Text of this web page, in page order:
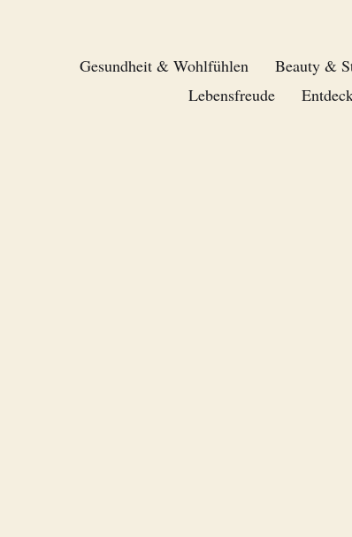
Gesundheit & Wohlfühlen Beauty &
Lebensfreude